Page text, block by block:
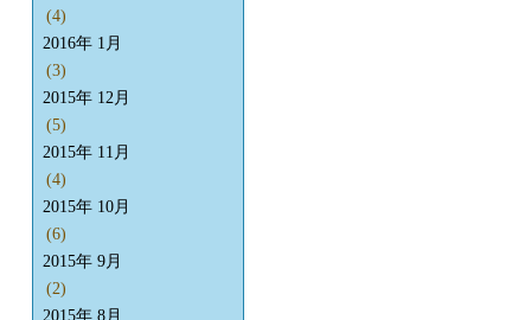
(4)
2016年 1月
(3)
2015年 12月
(5)
2015年 11月
(4)
2015年 10月
(6)
2015年 9月
(2)
2015年 8月